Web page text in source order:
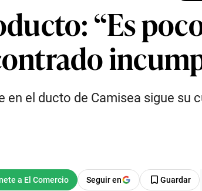
“Es
el ducto de Camisea sigue su
Seguir en Guardar